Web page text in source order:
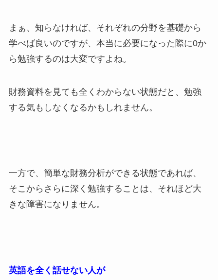
まぁ、知らなければ、それぞれの分野を基礎から
学べば良いのですが、本当に必要になった際に0か
ら勉強するのは大変ですよね。
財務資料を見ても全くわからない状態だと、勉強
する気もしなくなるかもしれません。
一方で、簡単な財務分析ができる状態であれば、
そこからさらに深く勉強することは、それほど大
きな障害になりません。
英語を全く話せない人が